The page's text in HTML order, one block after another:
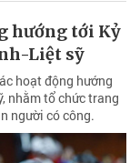
hướng tới Kỷ
Liệt sỹ
hoạt động hướng
nhằm tổ chức trang
người có công.